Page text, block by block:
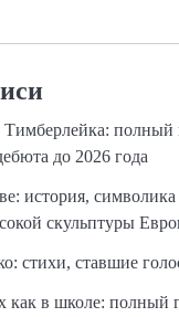
полный
до 2026 года
история,
скульптуры
стихи, ставшие
как в школе: полный